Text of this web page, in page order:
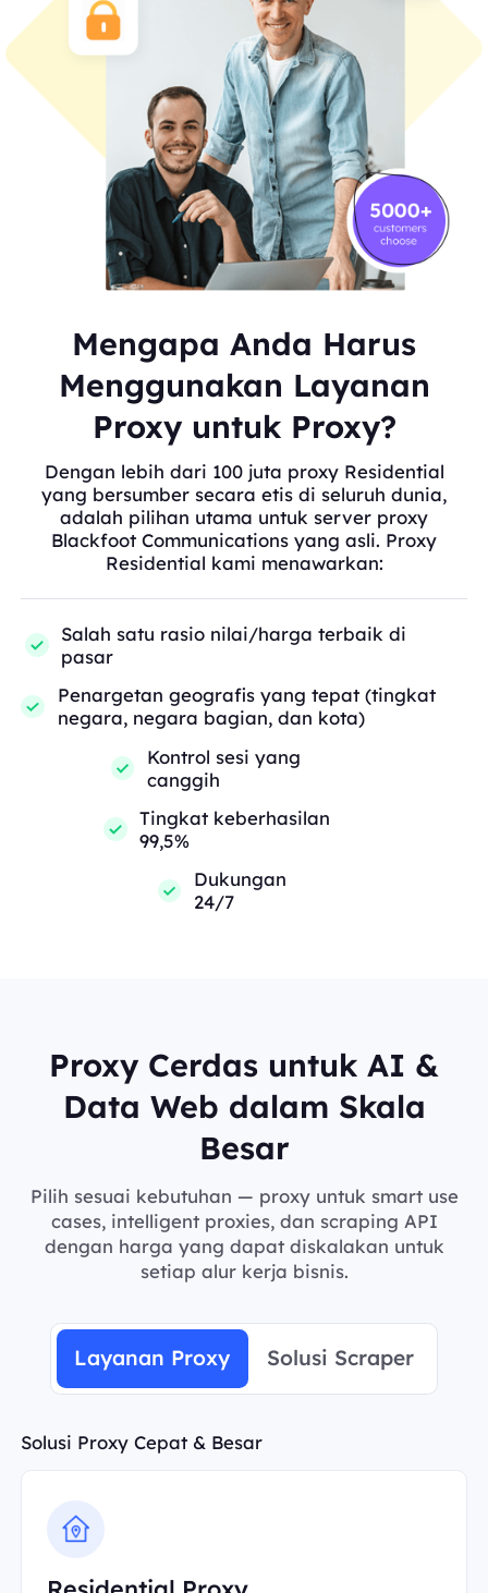
Mengapa Anda Harus
Menggunakan Layanan
Proxy untuk Proxy?
Dengan lebih dari 100 juta proxy Residential
yang bersumber secara etis di seluruh dunia,
adalah pilihan utama untuk server proxy
Blackfoot Communications yang asli. Proxy
Residential kami menawarkan:
Salah satu rasio nilai/harga terbaik di
pasar
Penargetan geografis yang tepat (tingkat
negara, negara bagian, dan kota)
Kontrol sesi yang
canggih
Tingkat keberhasilan
99,5%
Dukungan
24/7
Proxy Cerdas untuk AI &
Data Web dalam Skala
Besar
Pilih sesuai kebutuhan — proxy untuk smart use
cases, intelligent proxies, dan scraping API
dengan harga yang dapat diskalakan untuk
setiap alur kerja bisnis.
Layanan Proxy Solusi Scraper
Solusi Proxy Cepat & Besar